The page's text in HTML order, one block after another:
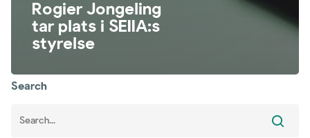
Rogier Jongeling
tar plats i SEIIA:s
styrelse
Search